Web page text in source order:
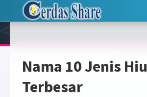
Nama 10 Jenis Hiu
Terbesar